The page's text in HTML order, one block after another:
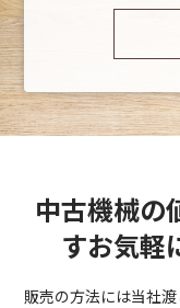
中古機械の
すお気軽
販売の方法には当社